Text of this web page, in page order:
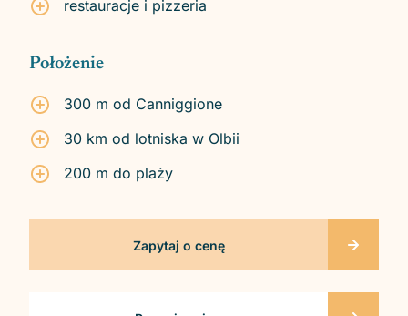
restauracje i pizzeria
Położenie
300 m od Canniggione
30 km od lotniska w Olbii
200 m do plaży
Zapytaj o cenę